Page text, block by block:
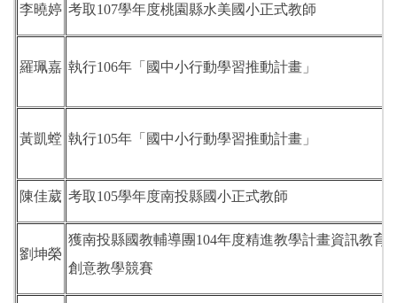
李曉婷 考取107學年度桃園縣水美國小正式教師
羅珮嘉 執行106年「國中小行動學習推動計畫」
黃凱螳 執行105年「國中小行動學習推動計畫」
陳佳葳 考取105學年度南投縣國小正式教師
劉坤榮
獲南投縣國教輔導團104年度精進教學計畫資訊教育
創意教學競賽